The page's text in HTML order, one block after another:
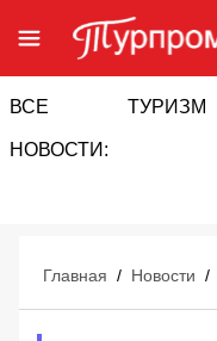
ВСЕ
НОВОСТИ:
ТУРИЗМ
Главная / Новости /